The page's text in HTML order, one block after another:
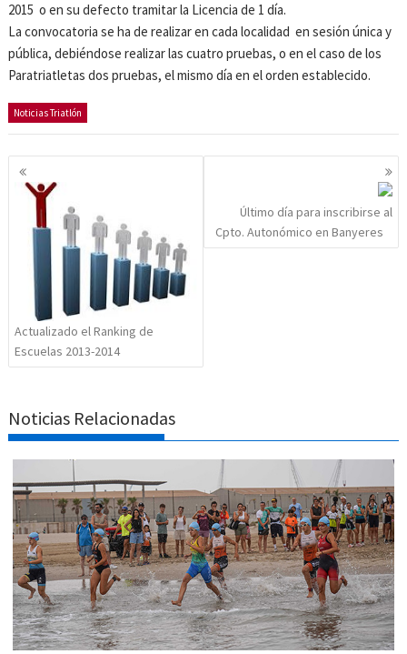
2015 o en su defecto tramitar la Licencia de 1 día.
La convocatoria se ha de realizar en cada localidad en sesión única y
pública, debiéndose realizar las cuatro pruebas, o en el caso de los
Paratriatletas dos pruebas, el mismo día en el orden establecido.
Noticias Triatlón
Navegación
de
entradas
Actualizado el Ranking de
Escuelas 2013-2014
Último día para inscribirse al
Cpto. Autonómico en Banyeres
Noticias Relacionadas